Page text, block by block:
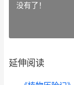
没有了！
延伸阅读